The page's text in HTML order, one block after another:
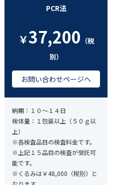
PCR法
￥37,200 （税
別）
お問い合わせページへ
納期：１０～１４日
検体量：１包装以上（５０ｇ以
上）
※各検査品目の検査料金です。
※上記１５品目の検査が受託可
能です。
※くるみは￥48,000（税別）と